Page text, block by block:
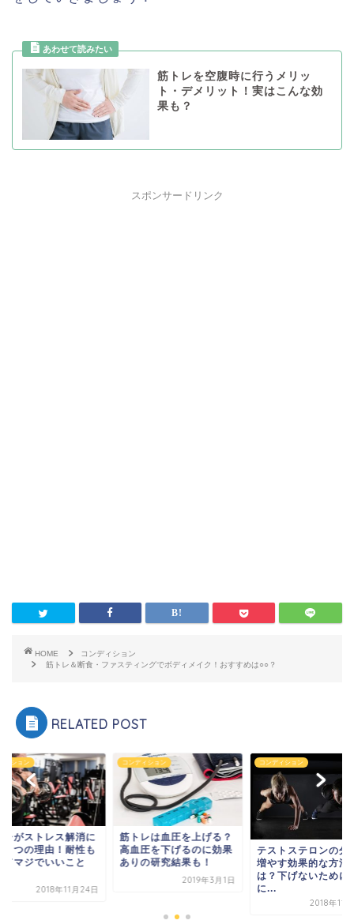
筋トレを空腹時に行うメリッ
ト・デメリット！実はこんな効
果も？
スポンサードリンク
HOME
コンディション
筋トレ＆断食・ファスティングでボディメイク！おすすめは○○？
RELATED POST
ィション
レがストレス解消に
７つの理由！耐性も
てマジでいいこと
2018年11月24日
コンディション
筋トレは血圧を上げる？
高血圧を下げるのに効果
ありの研究結果も！
2019年3月1日
コンディション
テストステロンの分
増やす効果的な方法
は？下げないために
に...
2018年11